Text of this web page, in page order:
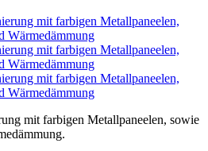
mit farbigen Metallpaneelen, sowie